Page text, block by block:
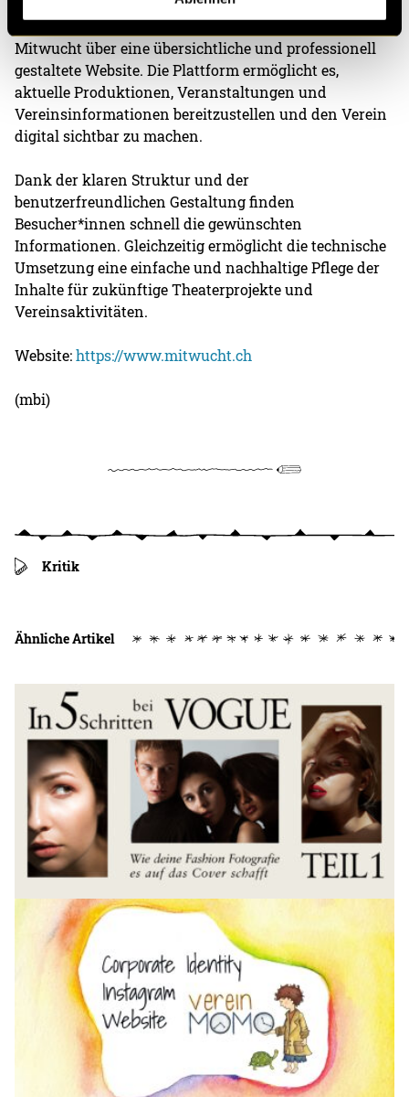
Mit dem neuen Webauftritt verfügt der Theaterverein
Mitwucht über eine übersichtliche und professionell
gestaltete Website. Die Plattform ermöglicht es,
aktuelle Produktionen, Veranstaltungen und
Vereinsinformationen bereitzustellen und den Verein
digital sichtbar zu machen.
Dank der klaren Struktur und der
benutzerfreundlichen Gestaltung finden
Besucher*innen schnell die gewünschten
Informationen. Gleichzeitig ermöglicht die technische
Umsetzung eine einfache und nachhaltige Pflege der
Inhalte für zukünftige Theaterprojekte und
Vereinsaktivitäten.
Website:https://www.mitwucht.ch
(mbi)
Kritik
Ähnliche Artikel